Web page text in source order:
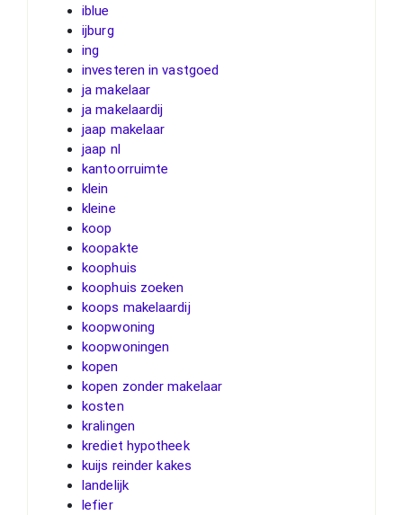
iblue
ijburg
ing
investeren in vastgoed
ja makelaar
ja makelaardij
jaap makelaar
jaap nl
kantoorruimte
klein
kleine
koop
koopakte
koophuis
koophuis zoeken
koops makelaardij
koopwoning
koopwoningen
kopen
kopen zonder makelaar
kosten
kralingen
krediet hypotheek
kuijs reinder kakes
landelijk
lefier